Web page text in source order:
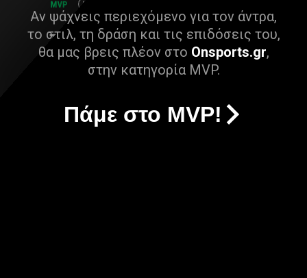
Αν ψάχνεις περιεχόμενο για τον άντρα,
το στιλ, τη δράση και τις επιδόσεις του,
θα μας βρεις πλέον στο Onsports.gr,
στην κατηγορία MVP.
Πάμε στο MVP!